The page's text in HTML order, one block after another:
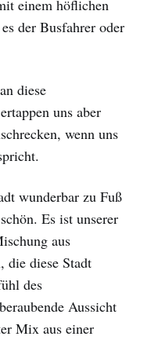
einem höflichen
der Busfahrer oder
diese
uns aber
wenn uns
wunderbar zu Fuß
Es ist unserer
aus
die diese Stadt
des
Aussicht
Mix aus einer